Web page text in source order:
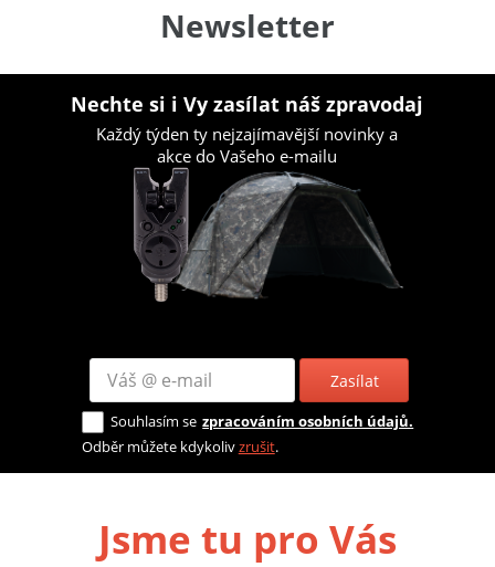
Newsletter
Nechte si i Vy zasílat náš zpravodaj
Každý týden ty nejzajímavější novinky a
akce do Vašeho e-mailu
Zasílat
Souhlasím se zpracováním osobních údajů.
Odběr můžete kdykolivzrušit.
Jsme tu pro Vás